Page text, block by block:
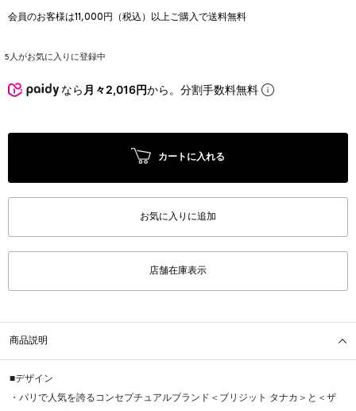
会員のお客様は11,000円（税込）以上ご購入で送料無料
5 人がお気に入りに登録中
なら 月々2,016円から。分割手数料無料
カートに入れる
お気に入りに追加
店舗在庫表示
商品説明
■デザイン
・パリで人気を誇るコンセプチュアルブランド＜ブリジット タナカ＞と＜ザ